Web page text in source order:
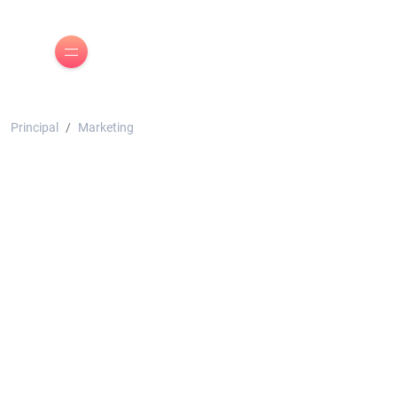
Principal Marketing